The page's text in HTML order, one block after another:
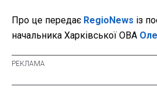
Про це передає RegioNews із
начальника Харківської ОВА